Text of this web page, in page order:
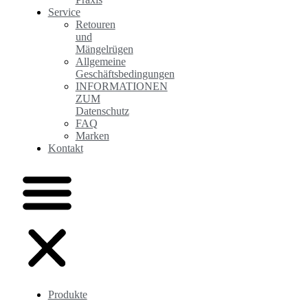
Service
Retouren
und
Mängelrügen
Allgemeine
Geschäftsbedingungen
INFORMATIONEN
ZUM
Datenschutz
FAQ
Marken
Kontakt
Produkte